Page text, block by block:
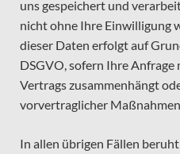
uns gespeichert und
nicht ohne Ihre Einwilligung
dieser Daten erfolgt auf
DSGVO, sofern Ihre
Vertrags zusammenhängt
vorvertraglicher
In allen übrigen Fällen